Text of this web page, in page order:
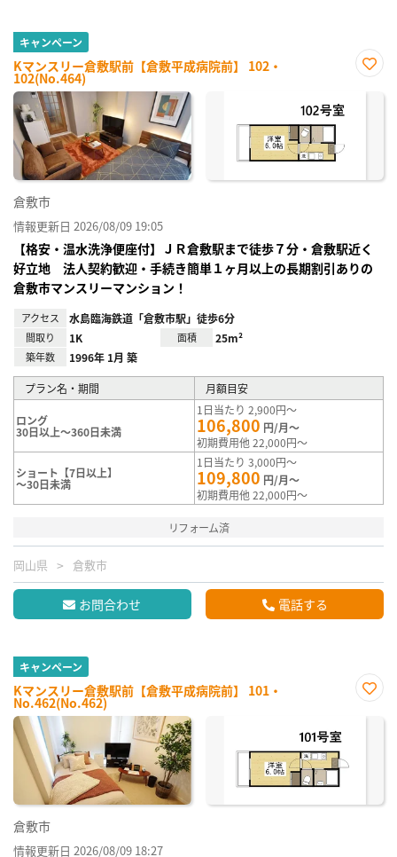
キャンペーン
Kマンスリー倉敷駅前【倉敷平成病院前】 102・
102(No.464)
に入
倉敷市
情報更新日 2026/08/09 19:05
【格安・温水洗浄便座付】ＪＲ倉敷駅まで徒歩７分・倉敷駅近く
好立地 法人契約歓迎・手続き簡単１ヶ月以上の長期割引ありの
倉敷市マンスリーマンション！
アクセス 水島臨海鉄道「倉敷市駅」徒歩6分
間取り 1K 面積 25m²
築年数 1996年 1月 築
プラン名・期間 月額目安
ロング
30日以上～360日未満
1日当たり 2,900円～
106,800 円/月～
初期費用他 22,000円～
ショート【7日以上】
～30日未満
1日当たり 3,000円～
109,800 円/月～
初期費用他 22,000円～
リフォーム済
岡山県 倉敷市
お問合わせ 電話する
キャンペーン
Kマンスリー倉敷駅前【倉敷平成病院前】 101・
No.462(No.462)
に入
倉敷市
情報更新日 2026/08/09 18:27